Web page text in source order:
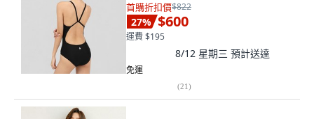
首購折扣價$822
27% $600
運費 $195
8/12 星期三 預計送達
免運
(21)